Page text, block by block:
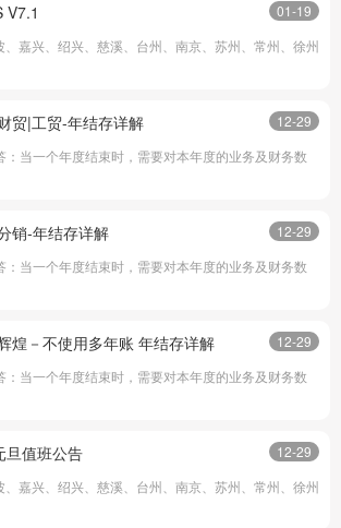
01-19
V7.1
、嘉兴、绍兴、慈溪、台州、南京、苏州、常州、徐州
12-29
贸|工贸-年结存详解
：当一个年度结束时，需要对本年度的业务及财务数
12-29
销-年结存详解
：当一个年度结束时，需要对本年度的业务及财务数
12-29
煌－不使用多年账 年结存详解
：当一个年度结束时，需要对本年度的业务及财务数
12-29
旦值班公告
、嘉兴、绍兴、慈溪、台州、南京、苏州、常州、徐州